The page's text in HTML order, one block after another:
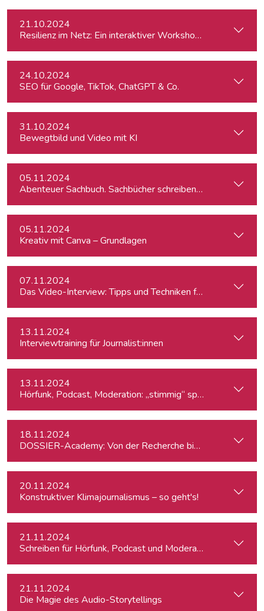
21.10.2024
Resilienz im Netz: Ein interaktiver Workshop im Umgang
24.10.2024
SEO für Google, TikTok, ChatGPT & Co.
31.10.2024
Bewegtbild und Video mit KI
05.11.2024
Abenteuer Sachbuch. Sachbücher schreiben für
05.11.2024
Kreativ mit Canva – Grundlagen
07.11.2024
Das Video-Interview: Tipps und Techniken für TV und Web
13.11.2024
Interviewtraining für Journalist:innen
13.11.2024
Hörfunk, Podcast, Moderation: „stimmig“ sprechen
18.11.2024
DOSSIER-Academy: Von der Recherche bis zur
20.11.2024
Konstruktiver Klimajournalismus – so geht's!
21.11.2024
Schreiben für Hörfunk, Podcast und Moderation
21.11.2024
Die Magie des Audio-Storytellings